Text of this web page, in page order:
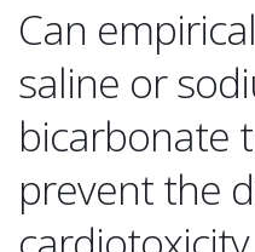
Can
saline or
bicarbonate
prevent the